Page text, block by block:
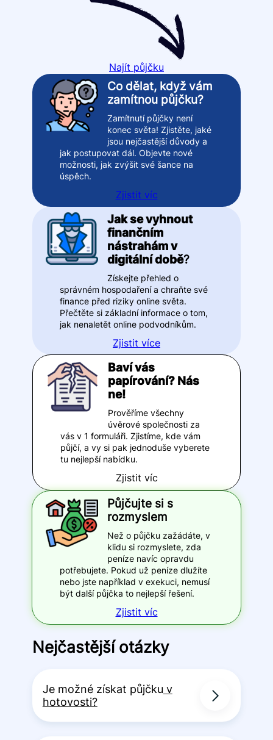
Najít půjčku
Co dělat, když vám
zamítnou půjčku?
Zamítnutí půjčky není
konec světa! Zjistěte, jaké
jsou nejčastější důvody a
jak postupovat dál. Objevte nové
možnosti, jak zvýšit své šance na
úspěch.
Zjistit víc
Jak se vyhnout
finančním
nástrahám v
digitální době?
Získejte přehled o
správném hospodaření a chraňte své
finance před riziky online světa.
Přečtěte si základní informace o tom,
jak nenaletět online podvodníkům.
Zjistit více
Baví vás
papírování? Nás
ne!
Prověříme všechny
úvěrové společnosti za
vás v 1 formuláři. Zjistíme, kde vám
půjčí, a vy si pak jednoduše vyberete
tu nejlepší nabídku.
Zjistit víc
Půjčujte si s
rozmyslem
Než o půjčku zažádáte, v
klidu si rozmyslete, zda
peníze navíc opravdu
potřebujete. Pokud už peníze dlužíte
nebo jste například v exekuci, nemusí
být další půjčka to nejlepší řešení.
Zjistit víc
Nejčastější otázky
Je možné získat půjčku v
hotovosti?